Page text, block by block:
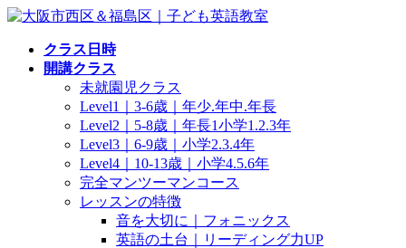
コ
ナ
クラス日時
開講クラス
未就園児クラス
Level1｜3-6歳｜年少.年中.年長
Level2｜5-8歳｜年長1小学1.2.3年
Level3｜6-9歳｜小学2.3.4年
Level4｜10-13歳｜小学4.5.6年
完全マンツーマンコース
レッスンの特徴
音を大切に｜フォニックス
英語の土台｜リーディング力UP